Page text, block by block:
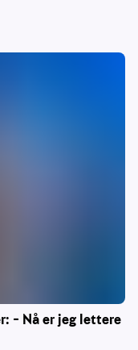
– Nå er jeg lettere